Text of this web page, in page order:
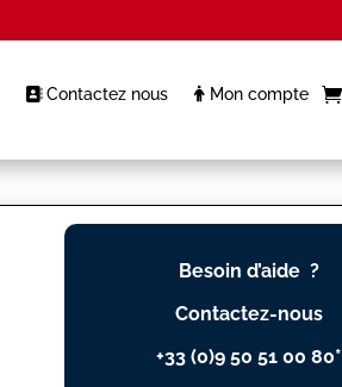
Contactez nous Mon compte
Besoin d’aide ?
Contactez-nous
+33 (0)9 50 51 00 80*